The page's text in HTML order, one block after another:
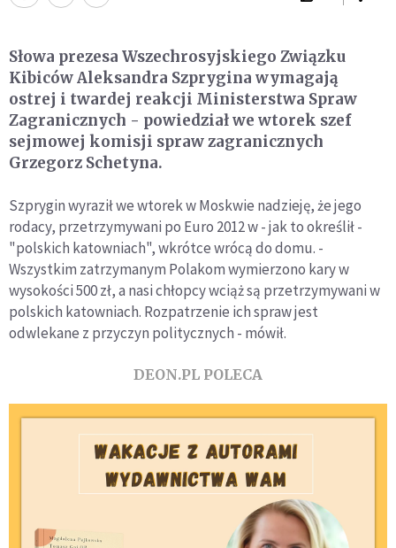
Słowa prezesa Wszechrosyjskiego Związku
Kibiców Aleksandra Szprygina wymagają
ostrej i twardej reakcji Ministerstwa Spraw
Zagranicznych - powiedział we wtorek szef
sejmowej komisji spraw zagranicznych
Grzegorz Schetyna.
Szprygin wyraził we wtorek w Moskwie nadzieję, że jego
rodacy, przetrzymywani po Euro 2012 w - jak to określił -
"polskich katowniach", wkrótce wrócą do domu. -
Wszystkim zatrzymanym Polakom wymierzono kary w
wysokości 500 zł, a nasi chłopcy wciąż są przetrzymywani w
polskich katowniach. Rozpatrzenie ich spraw jest
odwlekane z przyczyn politycznych - mówił.
DEON.PL POLECA